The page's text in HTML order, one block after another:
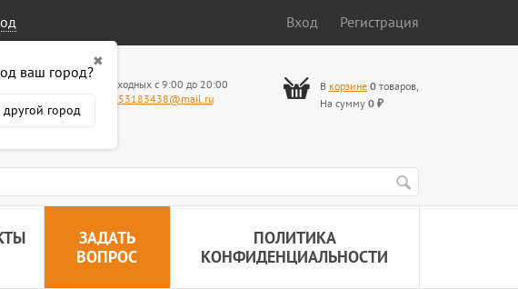
✖
ваш город?
город
Вход Регистрация
Работаем без выходных с 9:00 до 20:00
89653183438@mail.ru
В корзине 0товаров,
На сумму 0 ₽
ЗАДАТЬ
ВОПРОС
ПОЛИТИКА
КОНФИДЕНЦИАЛЬНОСТИ